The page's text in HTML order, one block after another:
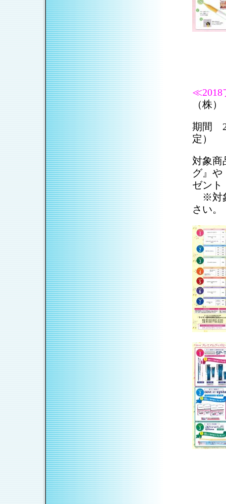
≪2018
（株）
期間
定）
対象商
グ』や
ゼント
※対
さい。